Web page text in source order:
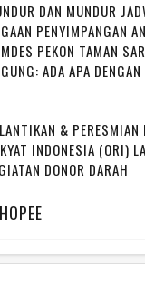
DAN MUNDUR
PENYIMPANGAN
PEKON TAMAN
ADA APA
&
INDONESIA (ORI)
DONOR DARAH